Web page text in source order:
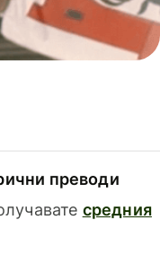
преводи
средния